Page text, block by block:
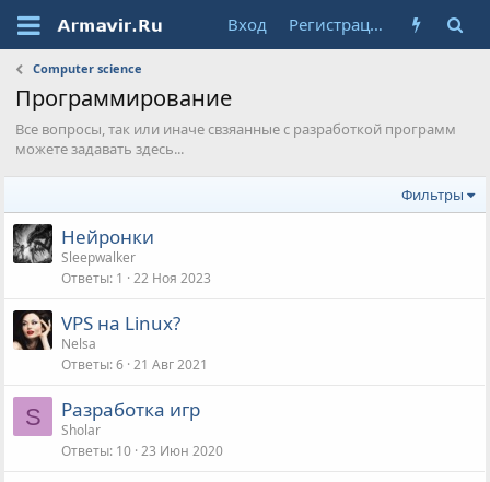
Вход Регистрация
Computer science
Программирование
Все вопросы, так или иначе свзяанные с разработкой программ
можете задавать здесь...
Фильтры
Нейронки
Sleepwalker
Ответы 1 22 Ноя 2023
VPS на Linux?
Nelsa
Ответы 6 21 Авг 2021
S Разработка игр
Sholar
Ответы 10 23 Июн 2020